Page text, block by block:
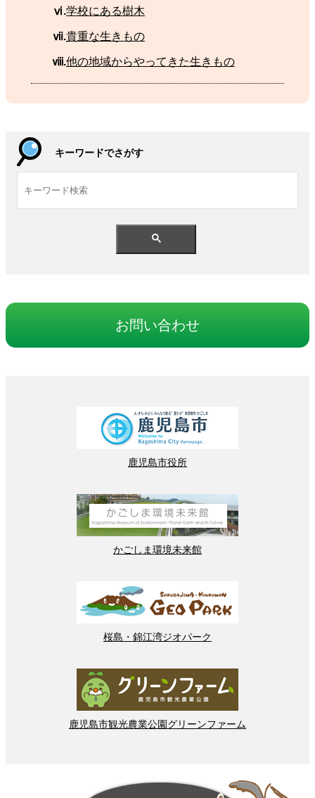
ⅵ.学校にある樹木
ⅶ.貴重な生きもの
ⅷ.他の地域からやってきた生きもの
キーワードでさがす
お問い合わせ
鹿児島市役所
かごしま 環境未来館
桜島 ・ 錦江湾ジオパーク
鹿児島市観光農業公園 グリーンファーム